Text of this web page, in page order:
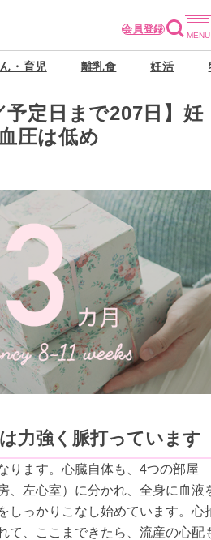
会員登録
・育児 離乳食 妊活
予定日まで207日】妊
圧は低め
力強く脈打っています
ります。心臓自体も、4つの部屋
、左心室）に分かれ、全身に血液
しっかりこなし始めています。心
て、ここまできたら、流産の心配